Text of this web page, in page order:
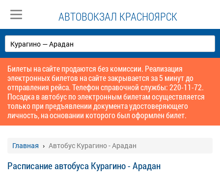
АВТОВОКЗАЛ КРАСНОЯРСК
Билеты на сайте продаются без комиссии. Реализация
электронных билетов на сайте закрывается за 5 минут до
отправления рейса. Телефон справочной службы: 220-11-72.
Посадка в автобус по электронным билетам осуществляется
только при предъявлении документа удостоверяющего
личность, на основании которого был оформлен билет.
Главная Автобус Курагино - Арадан
Расписание автобуса Курагино - Арадан